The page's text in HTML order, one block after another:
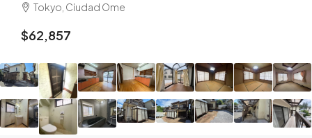
Tokyo, Ciudad Ome
$62,857